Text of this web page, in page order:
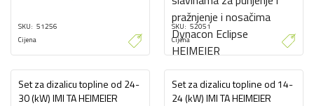
SKU 51256
Cijena
SKU 52051
Cijena
Set za dizalicu topline od 24-
30 (kW) IMI TA HEIMEIER
Set za dizalicu topline od 14-
24 (kW) IMI TA HEIMEIER